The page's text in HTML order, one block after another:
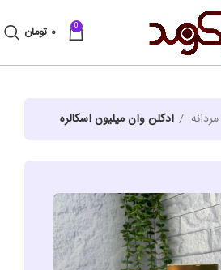
0 ۰ تومان
مردانه ادکلن وان میلیون اسکالره